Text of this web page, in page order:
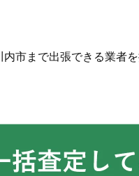
市まで出張できる業者